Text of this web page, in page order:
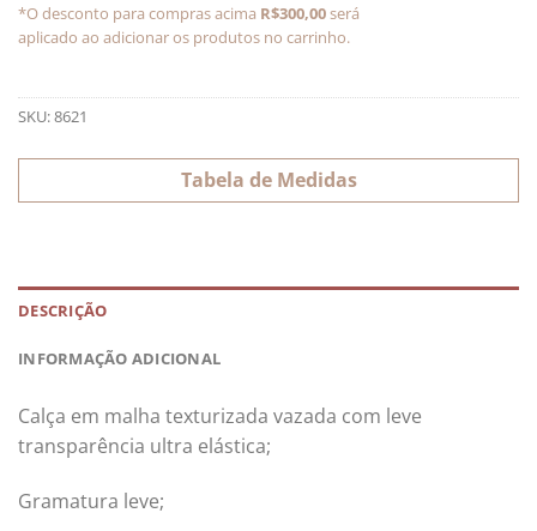
*O desconto para compras acima R$300,00será
aplicado ao adicionar os produtos no carrinho.
SKU:8621
Tabela de Medidas
DESCRIÇÃO
INFORMAÇÃO ADICIONAL
Calça em malha texturizada vazada com leve
transparência ultra elástica;
Gramatura leve;